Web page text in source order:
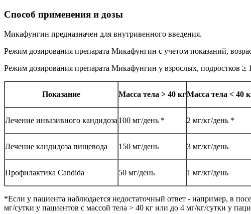
Способ применения и дозы
Микафунгин предназначен для внутривенного введения.
Режим дозирования препарата Микафунгин с учетом показаний,
Режим дозирования препарата Микафунгин у взрослых, подростков ≥
Показание Масса тела > 40 кгМасса тела < 40
Лечение инвазивного кандидоза 100 мг/день * 2 мг/кг/день *
Лечение кандидоза пищевода 150 мг/день 3 мг/кг/день
Профилактика Candida 50 мг/день 1 мг/кг/день
*Если у пациента наблюдается недостаточный ответ - например, в
мг/сутки у пациентов с массой тела > 40 кг или до 4 мг/кг/сутки у